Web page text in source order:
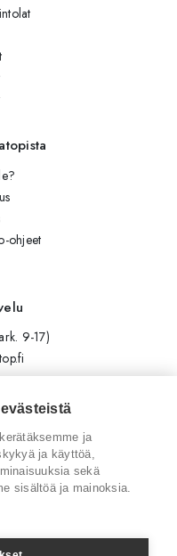
ohjeet
9-17)
ja
ja käyttöä,
sekä
sisältöä ja mainoksia.